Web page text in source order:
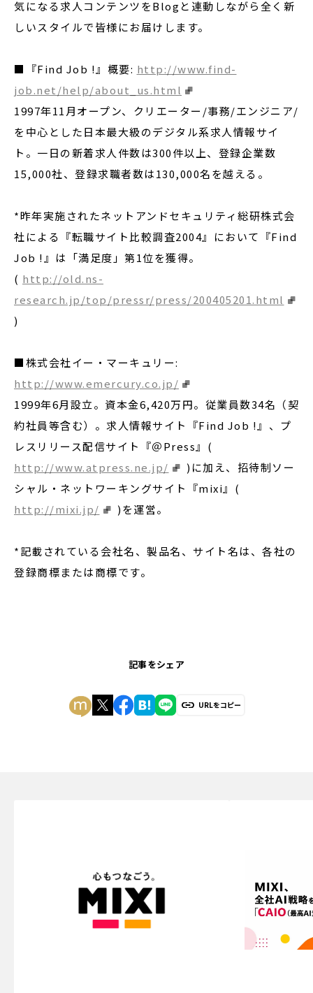
気になる求人コンテンツをBlogと連動しながら全く新
しいスタイルで皆様にお届けします。
■『Find Job !』概要: http://www.find-
job.net/help/about_us.html
1997年11月オープン、クリエーター/事務/エンジニア/
を中心とした日本最大級のデジタル系求人情報サイ
ト。一日の新着求人件数は300件以上、登録企業数
15,000社、登録求職者数は130,000名を越える。
*昨年実施されたネットアンドセキュリティ総研株式会
社による『転職サイト比較調査2004』において『Find
Job !』は「満足度」第1位を獲得。
( http://old.ns-
research.jp/top/pressr/press/200405201.html
)
■株式会社イー・マーキュリー:
http://www.emercury.co.jp/
1999年6月設立。資本金6,420万円。従業員数34名（契
約社員等含む）。求人情報サイト『Find Job !』、プ
レスリリース配信サイト『＠Press』(
http://www.atpress.ne.jp/
)に加え、招待制ソー
シャル・ネットワーキングサイト『mixi』(
http://mixi.jp/
)を運営。
*記載されている会社名、製品名、サイト名は、各社の
登録商標または商標です。
記事をシェア
URLをコピー